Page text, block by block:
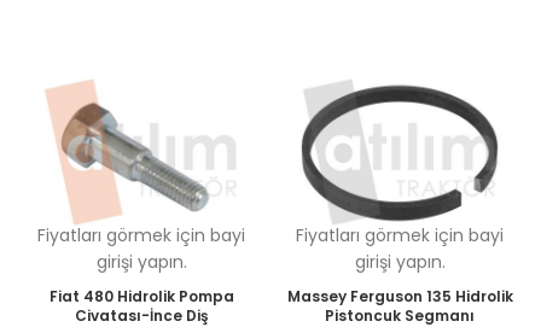
Fiyatları görmek için bayi
girişi yapın.
Fiat 480 Hidrolik Pompa
Civatası-İnce Diş
Fiyatları görmek için bayi
girişi yapın.
Massey Ferguson 135 Hidrolik
Pistoncuk Segmanı